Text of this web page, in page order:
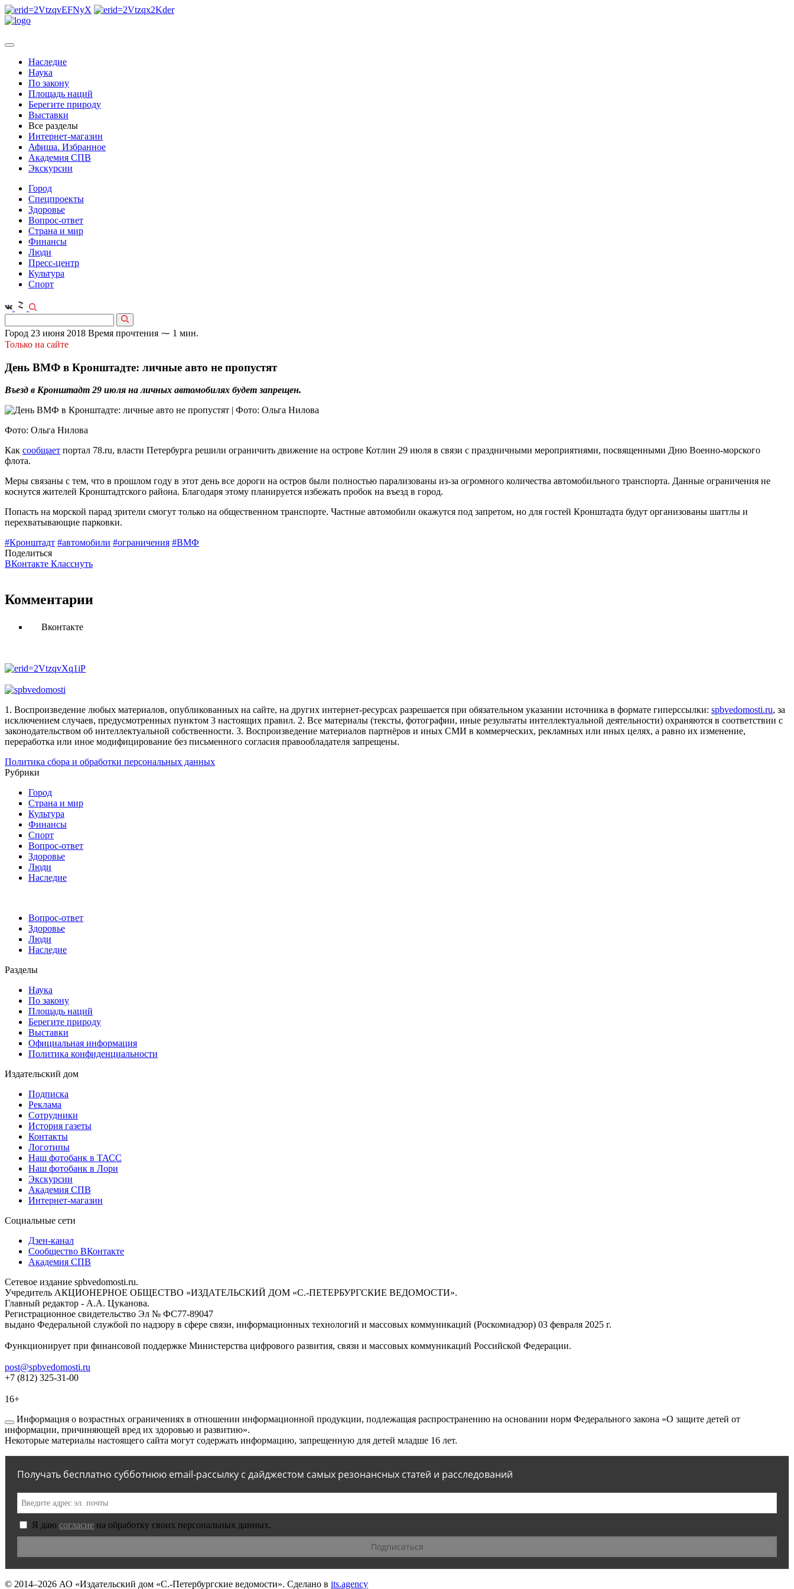
Наследие
Наука
По закону
Площадь наций
Берегите природу
Выставки
Все разделы
Интернет-магазин
Афиша. Избранное
Академия СПВ
Экскурсии
Город
Спецпроекты
Здоровье
Вопрос-ответ
Страна и мир
Финансы
Люди
Пресс-центр
Культура
Спорт
Город 23 июня 2018 Время прочтения ⁓ 1 мин.
Только на сайте
День ВМФ в Кронштадте: личные авто не пропустят
Въезд в Кронштадт 29 июля на личных автомобилях будет запрещен.
Фото: Ольга Нилова
Как сообщает портал 78.ru, власти Петербурга решили ограничить движение на острове Котлин 29 июля в связи с праздничными мероприятиями, посвященными Дню Военно-морского
флота.
Меры связаны с тем, что в прошлом году в этот день все дороги на остров были полностью парализованы из-за огромного количества автомобильного транспорта. Данные ограничения не
коснутся жителей Кронштадтского района. Благодаря этому планируется избежать пробок на въезд в город.
Попасть на морской парад зрители смогут только на общественном транспорте. Частные автомобили окажутся под запретом, но для гостей Кронштадта будут организованы шаттлы и
перехватывающие парковки.
#Кронштадт #автомобили #ограничения #ВМФ
Поделиться
ВКонтакте Класснуть
Комментарии
Вконтакте
1. Воспроизведение любых материалов, опубликованных на сайте, на других интернет-ресурсах разрешается при обязательном указании источника в формате гиперссылки: spbvedomosti.ru, за
исключением случаев, предусмотренных пунктом 3 настоящих правил. 2. Все материалы (тексты, фотографии, иные результаты интеллектуальной деятельности) охраняются в соответствии с
законодательством об интеллектуальной собственности. 3. Воспроизведение материалов партнёров и иных СМИ в коммерческих, рекламных или иных целях, а равно их изменение,
переработка или иное модифицирование без письменного согласия правообладателя запрещены.
Политика сбора и обработки персональных данных
Рубрики
Город
Страна и мир
Культура
Финансы
Спорт
Вопрос-ответ
Здоровье
Люди
Наследие
Вопрос-ответ
Здоровье
Люди
Наследие
Разделы
Наука
По закону
Площадь наций
Берегите природу
Выставки
Официальная информация
Политика конфиденциальности
Издательский дом
Подписка
Реклама
Сотрудники
История газеты
Контакты
Логотипы
Наш фотобанк в ТАСС
Наш фотобанк в Лори
Экскурсии
Академия СПВ
Интернет-магазин
Социальные сети
Дзен-канал
Сообщество ВКонтакте
Академия СПВ
Сетевое издание spbvedomosti.ru.
Учредитель АКЦИОНЕРНОЕ ОБЩЕСТВО «ИЗДАТЕЛЬСКИЙ ДОМ «С.-ПЕТЕРБУРГСКИЕ ВЕДОМОСТИ».
Главный редактор - А.А. Цуканова.
Регистрационное свидетельство Эл № ФС77-89047
выдано Федеральной службой по надзору в сфере связи, информационных технологий и массовых коммуникаций (Роскомнадзор) 03 февраля 2025 г.
Функционирует при финансовой поддержке Министерства цифрового развития, связи и массовых коммуникаций Российской Федерации.
post@spbvedomosti.ru
+7 (812) 325-31-00
16+
Информация о возрастных ограничениях в отношении информационной продукции, подлежащая распространению на основании норм Федерального закона «О защите детей от
информации, причиняющей вред их здоровью и развитию».
Некоторые материалы настоящего сайта могут содержать информацию, запрещенную для детей младше 16 лет.
Получать бесплатно субботнюю email-рассылку с дайджестом самых резонансных статей и расследований
Я даю согласие на обработку своих персональных данных.
© 2014–2026 АО «Издательский дом «С.-Петербургские ведомости». Сделано в its.agency